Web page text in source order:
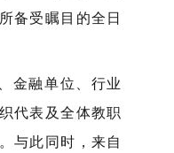
备受瞩目的全日
金融单位、行业
代表及全体教职
与此同时， 来自